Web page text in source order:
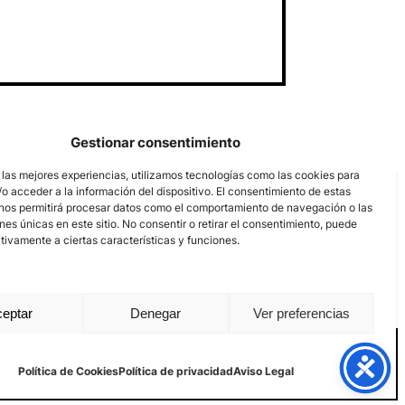
Gestionar consentimiento
mejores experiencias, utilizamos tecnologías como las cookies para
acceder a la información del dispositivo. El consentimiento de estas
permitirá procesar datos como el comportamiento de navegación o las
únicas en este sitio. No consentir o retirar el consentimiento, puede
a ciertas características y funciones.
Denegar Ver preferencias
Política de CookiesPolítica de privacidadAviso Legal
Política de Cookies